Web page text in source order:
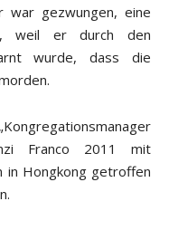
gezwungen, eine
weil er durch den
wurde, dass die
Franco 2011 mit
in Hongkong getroffen